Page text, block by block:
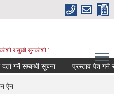
र सुखी सुनकाेशी "
गर्ने सम्बन्धी सूचना प्रस्ताव पेश गर्ने
ऐन